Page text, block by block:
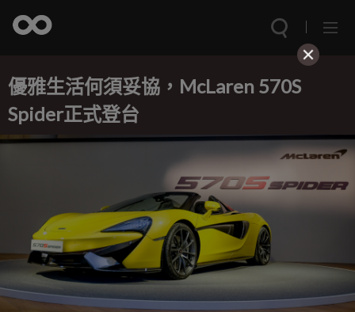
優雅生活何須妥協，McLaren 570S
Spider正式登台